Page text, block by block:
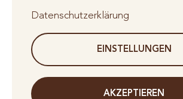
Datenschutzerklärung
EINSTELLUNGEN
AKZEPTIEREN